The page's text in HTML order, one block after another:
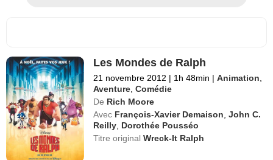
Les Mondes de Ralph
21 novembre 2012 | 1h 48min | Animation
Aventure ,Comédie
De Rich Moore
Avec François-Xavier Demaison ,John C.
Reilly Dorothée Pousséo
Titre originalWreck-It Ralph